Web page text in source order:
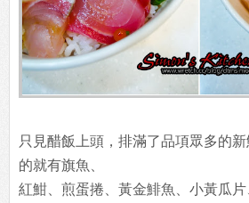
只見醋飯上頭，排滿了品項眾多的
的就有旗魚、
紅魽、煎蛋捲、黃金鯡魚、小黃瓜片